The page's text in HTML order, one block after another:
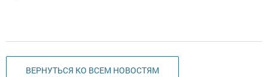
ВЕРНУТЬСЯ КО ВСЕМ НОВОСТЯМ